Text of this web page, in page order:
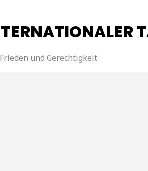
Frieden und Gerechtigkeit